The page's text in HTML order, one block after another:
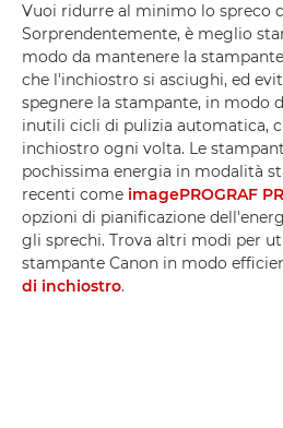
Vuoi ridurre al minimo lo spreco
Sorprendentemente, è meglio
modo da mantenere la
che l'inchiostro si asciughi, ed
spegnere la stampante, in modo
inutili cicli di pulizia automatica,
inchiostro ogni volta. Le
pochissima energia in modalità
recenti come imagePROGRAF
opzioni di pianificazione
gli sprechi. Trova altri modi per
stampante Canon in modo
di inchiostro.